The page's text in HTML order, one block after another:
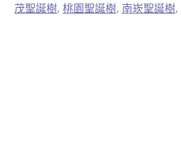
茂聖誕樹, 桃園聖誕樹, 南崁聖誕樹,